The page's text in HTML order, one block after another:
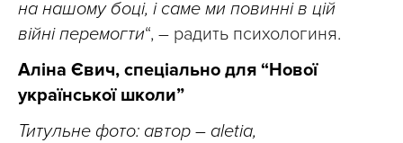
на нашому боці, і саме ми повинні в цій
війні перемогти“, – радить психологиня.
Аліна Євич, спеціально для “Нової
української школи”
Титульне фото: автор – aletia,